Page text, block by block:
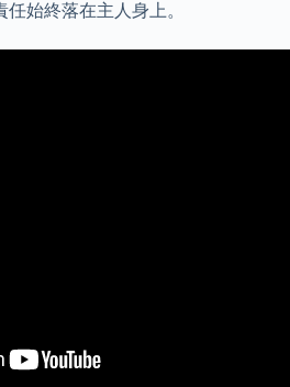
始終落在主人身上。